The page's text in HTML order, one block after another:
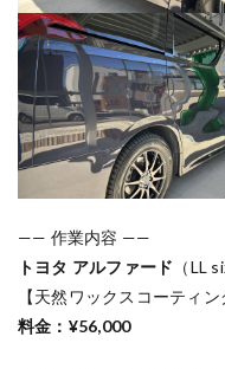
—— 作業内容 ——
トヨタ アルファード （LL
【天然ワックスコーティン
料金：¥56,000